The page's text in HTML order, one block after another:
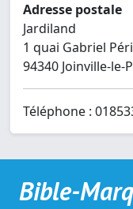
Adresse postale
Jardiland
1 quai Gabriel Péri
94340 Joinville-le-
Téléphone :
Bible-